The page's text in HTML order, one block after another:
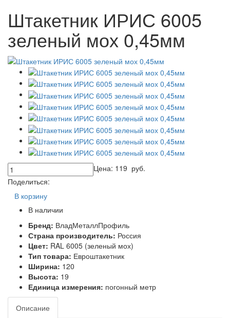
Штакетник ИРИС 6005
зеленый мох 0,45мм
Цена: 119 руб.
Поделиться:
В корзину
В наличии
Бренд: ВладМеталлПрофиль
Страна производитель: Россия
Цвет: RAL 6005 (зеленый мох)
Тип товара: Евроштакетник
Ширина: 120
Высота: 19
Единица измерения: погонный метр
Описание